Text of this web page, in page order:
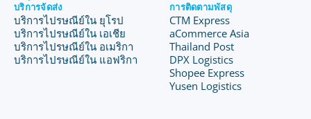
บริการจัดส่ง
บริการไปรษณีย์ใน ยุโรป
บริการไปรษณีย์ใน เอเชีย
บริการไปรษณีย์ใน อเมริกา
บริการไปรษณีย์ใน แอฟริกา
การติดตามพัสดุ
CTM Express
aCommerce Asia
Thailand Post
DPX Logistics
Shopee Express
Yusen Logistics